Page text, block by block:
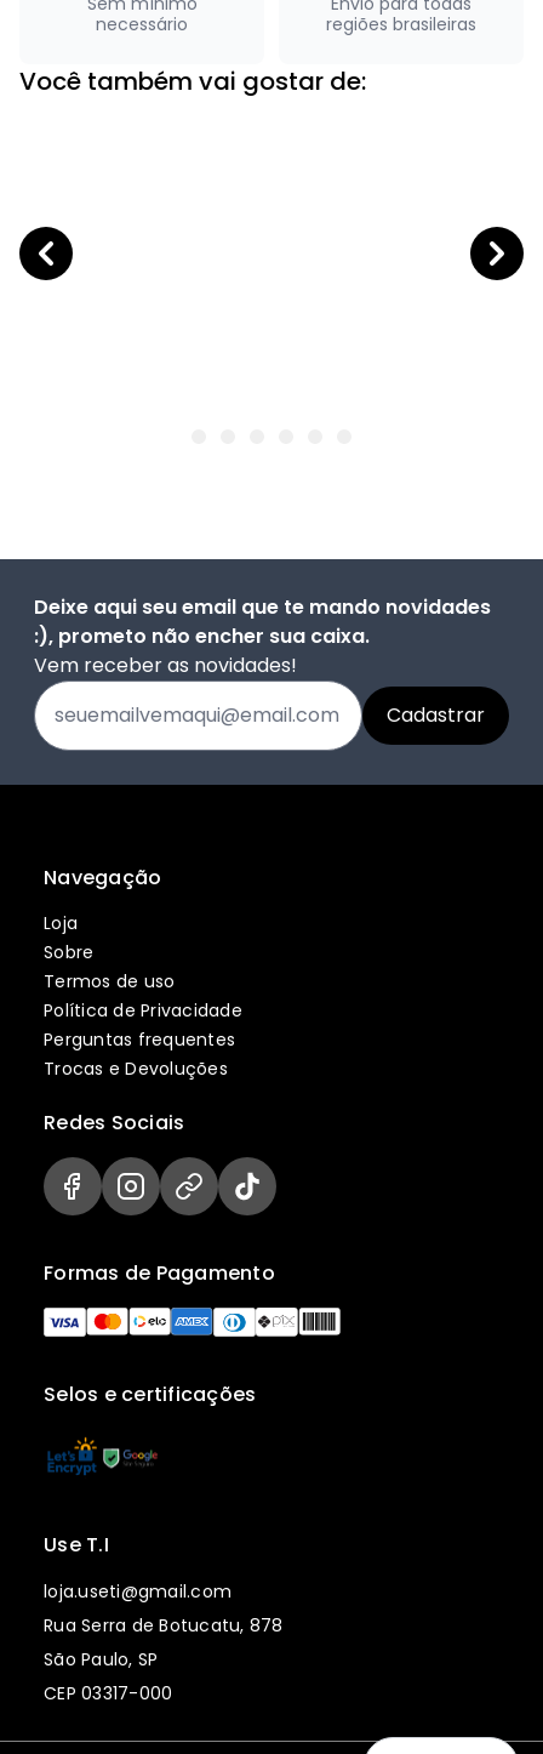
necessário
regiões brasileiras
Você também vai gostar de:
Deixe aqui seu email que te mando novidades
:), prometo não encher sua caixa.
Vem receber as novidades!
Navegação
Loja
Sobre
Termos de uso
Política de Privacidade
Perguntas frequentes
Trocas e Devoluções
Selos e certificações
Formas de Pagamento
Redes Sociais
Use T.I
loja.useti@gmail.com
Rua Serra de Botucatu, 878
São Paulo, SP
CEP 03317-000